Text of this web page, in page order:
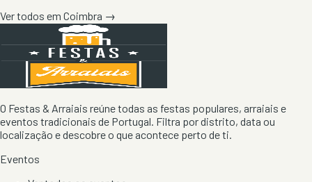
Ver todos em Coimbra →
O Festas & Arraiais reúne todas as festas populares, arraiais e
eventos tradicionais de Portugal. Filtra por distrito, data ou
localização e descobre o que acontece perto de ti.
Eventos